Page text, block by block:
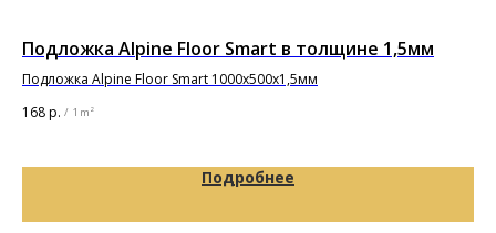
Подложка Alpine Floor Smart в толщине 1,5мм
Подложка Alpine Floor Smart 1000х500х1,5мм
168р. / 1 m²
Подробнее